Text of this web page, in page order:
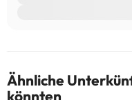
Ähnliche
könnten